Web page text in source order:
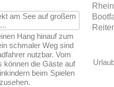
Hang hinauf zum
schmaler Weg sind
nutzbar. Vom
können die Gäste auf
beim Spielen